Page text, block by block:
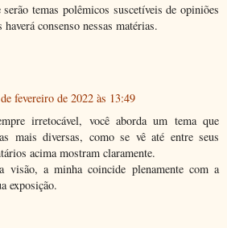
temas polêmicos suscetíveis de opiniões
consenso nessas matérias.
fevereiro de 2022 às 13:49
irretocável, você aborda um tema que
mais diversas, como se vê até entre seus
acima mostram claramente.
visão, a minha coincide plenamente com a
exposição.